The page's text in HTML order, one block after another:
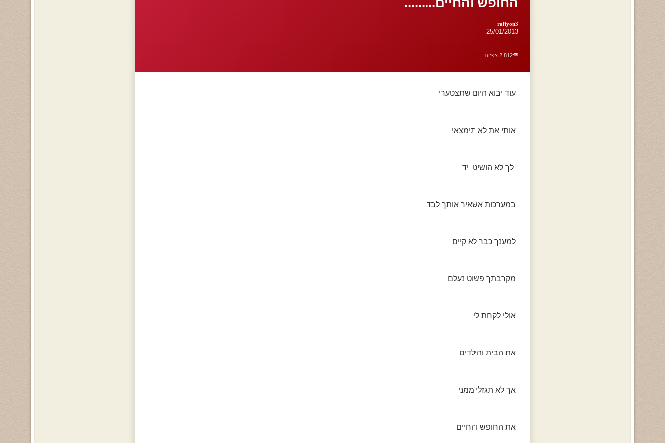
החופש והחיים.........
rafiyon3
25/01/2013
👁️2,812 צפיות
עוד יבוא היום שתצטערי
אותי את לא תימצאי
לך לא הושיט יד
במערכות אשאיר אותך לבד
למענך כבר לא קיים
מקרבתך פשוט נעלם
אולי לקחת לי
את הבית והילדים
אך לא תגזלי ממני
את החופש והחיים